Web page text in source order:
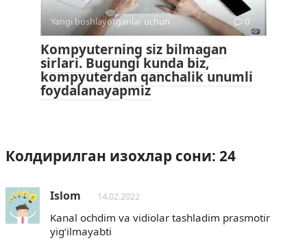
Yangi boshlayotganlar uchun 0
Kompyuterning siz bilmagan
sirlari. Bugungi kunda biz,
kompyuterdan qanchalik unumli
foydalanayapmiz
Колдирилган изохлар сони: 24
Islom 14.02.2022
Kanal ochdim va vidiolar tashladim prasmotir
yigʻilmayabti